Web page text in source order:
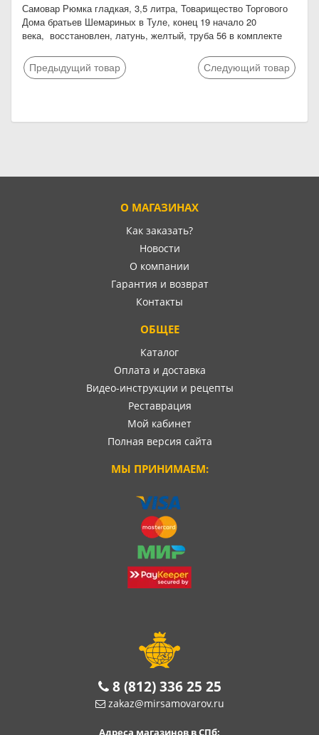
Самовар Рюмка гладкая, 3,5 литра, Товарищество Торгового
Дома братьев Шемариных в Туле, конец 19 начало 20
века, восстановлен, латунь, желтый, труба 56 в комплекте
Предыдущий товар Следующий товар
О МАГАЗИНАХ
Как заказать?
Новости
О компании
Гарантия и возврат
Контакты
ОБЩЕЕ
Каталог
Оплата и доставка
Видео-инструкции и рецепты
Реставрация
Мой кабинет
Полная версия сайта
МЫ ПРИНИМАЕМ:
8 (812) 336 25 25
zakaz@mirsamovarov.ru
Адреса магазинов в СПб: